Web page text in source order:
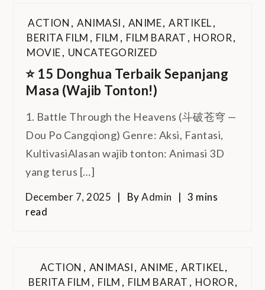
ACTION , ANIMASI , ANIME, ARTIKEL,
BERITA FILM , FILM , FILM BARAT , HOROR,
MOVIE, UNCATEGORIZED
⭐ 15 Donghua Terbaik Sepanjang
Masa (Wajib Tonton!)
1. Battle Through the Heavens (斗破苍穹 —
Dou Po Cangqiong) Genre: Aksi, Fantasi,
KultivasiAlasan wajib tonton: Animasi 3D
yang terus […]
December 7, 2025 ByAdmin
3 mins
read
ACTION , ANIMASI, ANIME, ARTIKEL,
BERITA FILM , FILM , FILM BARAT , HOROR,